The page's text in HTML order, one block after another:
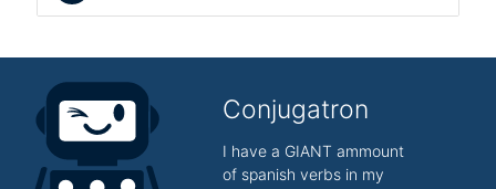
Conjugatron
I have a GIANT ammount
of spanish verbs in my